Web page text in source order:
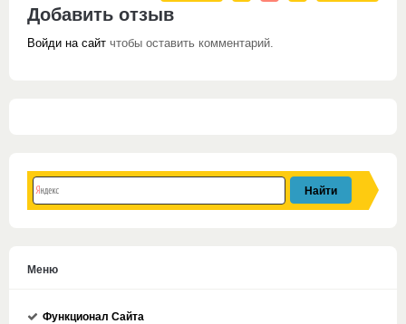
Добавить отзыв
Войди на сайт чтобы оставить комментарий.
Меню
Функционал Сайта